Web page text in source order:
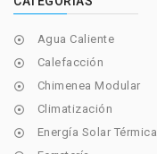
 Agua Caliente
 Calefacción
 Chimenea Modular
 Climatización
 Energía Solar Térmica